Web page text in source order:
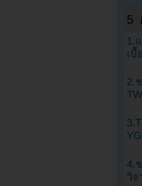
5
1.
เบื้
2.
4.
วิจ